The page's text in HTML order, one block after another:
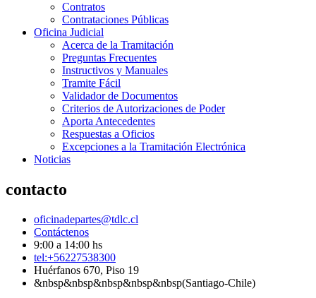
Contratos
Contrataciones Públicas
Oficina Judicial
Acerca de la Tramitación
Preguntas Frecuentes
Instructivos y Manuales
Tramite Fácil
Validador de Documentos
Criterios de Autorizaciones de Poder
Aporta Antecedentes
Respuestas a Oficios
Excepciones a la Tramitación Electrónica
Noticias
contacto
oficinadepartes@tdlc.cl
Contáctenos
9:00 a 14:00 hs
tel:+56227538300
Huérfanos 670, Piso 19
&nbsp&nbsp&nbsp&nbsp&nbsp(Santiago-Chile)